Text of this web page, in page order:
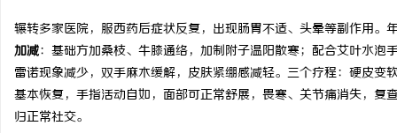
辗转多家医院，服西药后症状反复，出现肠胃不适、头晕等副作用。
加减：基础方加桑枝、牛膝通络，加制附子温阳散寒；配合艾叶水泡
雷诺现象减少，双手麻木缓解，皮肤紧绷感减轻。 三个疗程：硬皮变
基本恢复，手指活动自如，面部可正常舒展，畏寒、关节痛消失，复
归正常社交。